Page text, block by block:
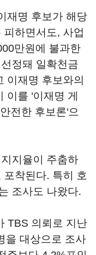
재명 후보가 해당
하면서도, 사업
만원에 불과한
정돼 일확천금
이재명 후보와의
이를 '이재명 게
전한 후보론'으
지율이 주춤하
포착된다. 특히 호
조사도 나왔다.
TBS 의뢰로 지난
을 대상으로 조사